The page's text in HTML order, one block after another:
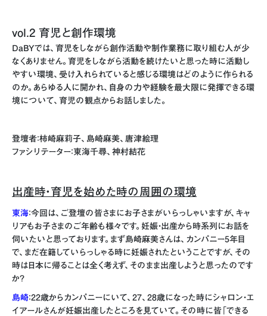
vol.2 育児と創作環境
DaBYでは、育児をしながら創作活動や制作業務に取り組む人が少
なくありません。育児をしながら活動を続けたいと思った時に活動し
やすい環境、受け入れられていると感じる環境はどのように作られる
のか。あらゆる人に開かれ、自身の力や経験を最大限に発揮できる環
境について、育児の観点からお話しました。
登壇者：柿崎麻莉子、島崎麻美、唐津絵理
ファシリテーター：東海千尋、神村結花
出産時・育児を始めた時の周囲の環境
東海：今回は、ご登壇の皆さまにお子さまがいらっしゃいますが、キャ
リアもお子さまのご年齢も様々です。妊娠・出産から時系列にお話を
伺いたいと思っております。まず島崎麻美さんは、カンパニー5年目
で、まだ在籍していらっしゃる時に妊娠されたということですが、その
時は日本に帰ることは全く考えず、そのまま出産しようと思ったのです
か？
島崎：22歳からカンパニーにいて、27、28歳になった時にシャロン・エ
イアールさんが妊娠出産したところを見ていて。その時に皆「できる